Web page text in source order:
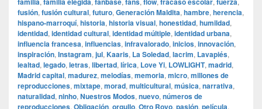
fusión, fusión cultural, futuro, Generación Maldita, hambre, herencia,
hispano-marroquí, historia, historia visual, honestidad, humildad,
identidad, identidad cultural, identidad múltiple, identidad urbana,
influencia francesa, influencias, infravalorado, inicios, innovación,
inspiración, Instagram, jul, Kaaris, La Soledad, lacrim, Lavapiés,
lealtad, legado, letras, libertad, lírica, Love Yi, LOWLIGHT, madrid,
Madrid capital, madurez, melodías, memoria, micro, millones de
reproducciones, mixtape, morad, multicultural, música, narrativa,
naturalidad, ninho, Nuestros Modos, nuevo, números de
reproducciones, Obligación, orgullo, Otro Royo, pasión, película,